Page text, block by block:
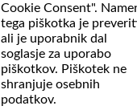
Cookie Consent".
tega piškotka je
ali je uporabnik dal
soglasje za uporabo
piškotkov. Piškotek ne
shranjuje osebnih
podatkov.